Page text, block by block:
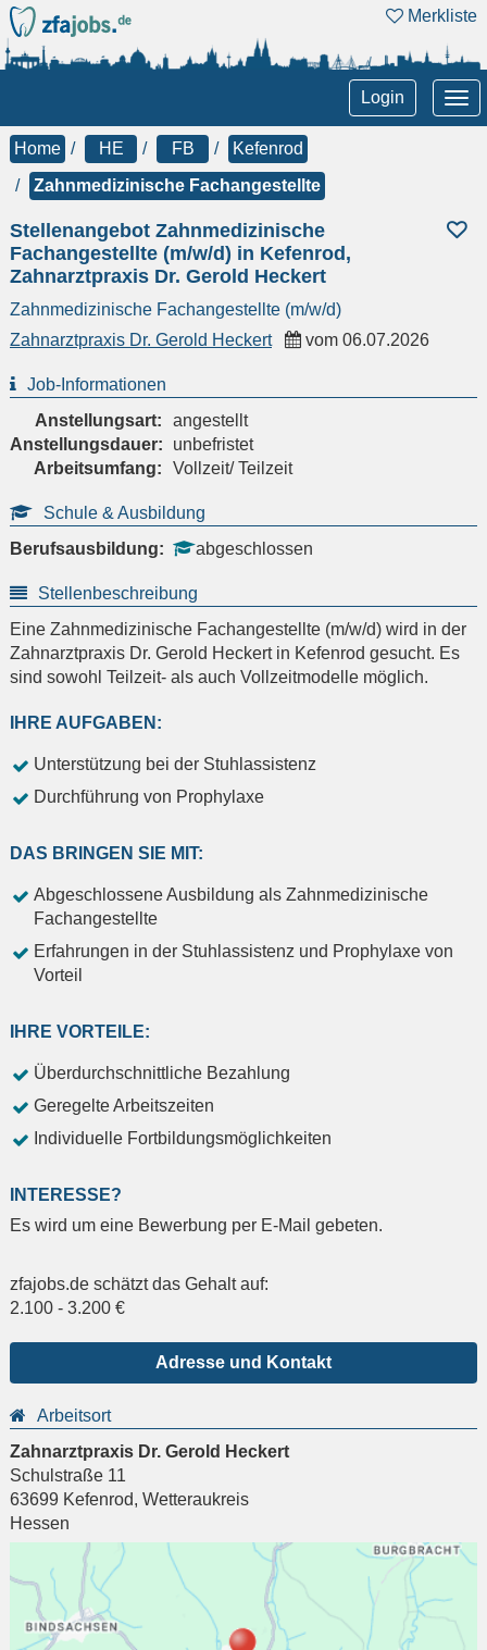
Merkliste
Login
Home HE FB
Kefenrod
Zahnmedizinische Fachangestellte
Stellenangebot Zahnmedizinische
Fachangestellte (m/w/d) in Kefenrod,
Zahnarztpraxis Dr. Gerold Heckert
Zahnmedizinische Fachangestellte (m/w/d)
Zahnarztpraxis Dr. Gerold Heckert
vom 06.07.2026
Job-Informationen
Anstellungsart:
angestellt
Anstellungsdauer:
unbefristet
Arbeitsumfang:
Vollzeit/ Teilzeit
Schule & Ausbildung
Berufsausbildung:
abgeschlossen
Stellenbeschreibung
Eine Zahnmedizinische Fachangestellte (m/w/d) wird in der
Zahnarztpraxis Dr. Gerold Heckert in Kefenrod gesucht. Es
sind sowohl Teilzeit- als auch Vollzeitmodelle möglich.
IHRE AUFGABEN:
Unterstützung bei der Stuhlassistenz
Durchführung von Prophylaxe
DAS BRINGEN SIE MIT:
Abgeschlossene Ausbildung als Zahnmedizinische
Fachangestellte
Erfahrungen in der Stuhlassistenz und Prophylaxe von
Vorteil
IHRE VORTEILE:
Überdurchschnittliche Bezahlung
Geregelte Arbeitszeiten
Individuelle Fortbildungsmöglichkeiten
INTERESSE?
Es wird um eine Bewerbung per E-Mail gebeten.
zfajobs.de schätzt das Gehalt auf:
2.100 - 3.200 €
Adresse und Kontakt
Arbeitsort
Zahnarztpraxis Dr. Gerold Heckert
Schulstraße 11
63699 Kefenrod, Wetteraukreis
Hessen